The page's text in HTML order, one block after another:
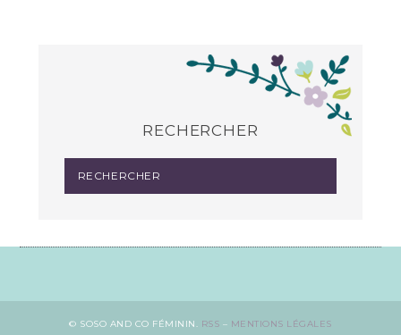
RECHERCHER
© SOSO AND CO FÉMININ. RSS – MENTIONS LÉGALES